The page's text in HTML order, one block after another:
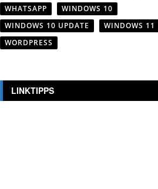
WHATSAPP
WINDOWS 10
WINDOWS 10 UPDATE
WINDOWS 11
WORDPRESS
LINKTIPPS